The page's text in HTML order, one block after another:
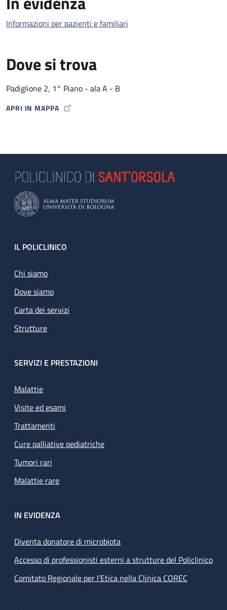
Informazioni per pazienti e familiari
Dove si trova
Padiglione 2, 1° Piano - ala A - B
APRI IN MAPPA
MAP ICON
Footer
IL POLICLINICO
Chi siamo
Dove siamo
Carta dei servizi
Strutture
SERVIZI E PRESTAZIONI
Malattie
Visite ed esami
Trattamenti
Cure palliative pediatriche
Tumori rari
Malattie rare
IN EVIDENZA
Diventa donatore di microbiota
Accesso di professionisti esterni a strutture del Policlinico
Comitato Regionale per l’Etica nella Clinica COREC